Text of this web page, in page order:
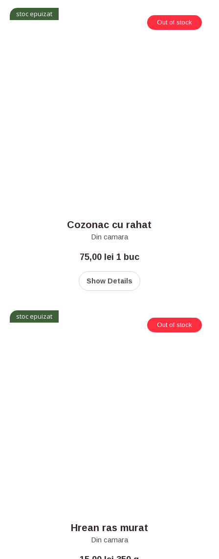
stoc epuizat
Out of stock
Cozonac cu rahat
Din camara
75,00 lei 1 buc
Show Details
stoc epuizat
Out of stock
Hrean ras murat
Din camara